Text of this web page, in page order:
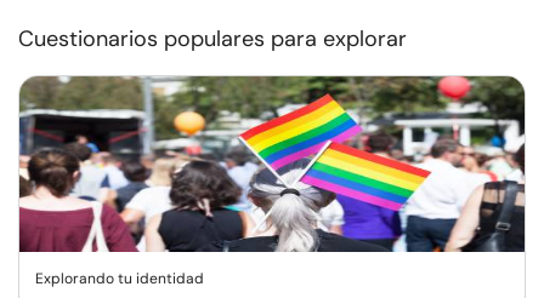
Cuestionarios populares para explorar
Explorando tu identidad